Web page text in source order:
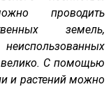
проводить
земель,
велико. С помощью
и растений можно